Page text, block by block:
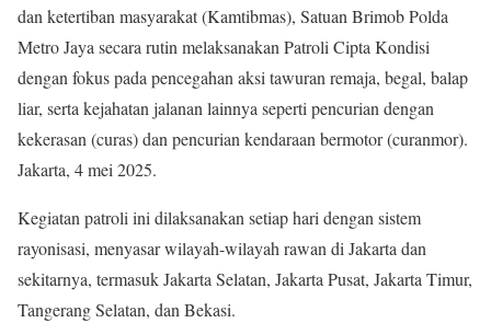
dan ketertiban masyarakat (Kamtibmas), Satuan Brimob Polda
Metro Jaya secara rutin melaksanakan Patroli Cipta Kondisi
dengan fokus pada pencegahan aksi tawuran remaja, begal, balap
liar, serta kejahatan jalanan lainnya seperti pencurian dengan
kekerasan (curas) dan pencurian kendaraan bermotor (curanmor).
Jakarta, 4 mei 2025.
Kegiatan patroli ini dilaksanakan setiap hari dengan sistem
rayonisasi, menyasar wilayah-wilayah rawan di Jakarta dan
sekitarnya, termasuk Jakarta Selatan, Jakarta Pusat, Jakarta Timur,
Tangerang Selatan, dan Bekasi.